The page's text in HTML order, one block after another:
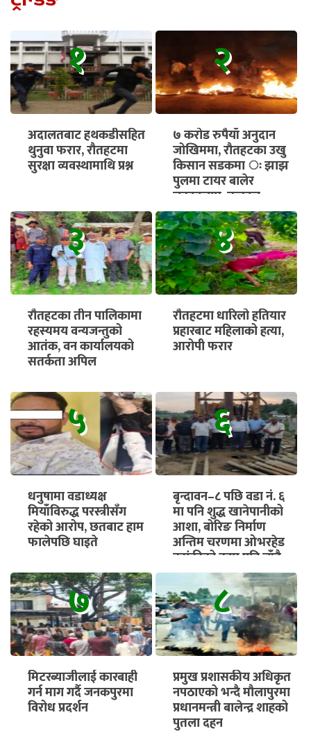
१
अदालतबाट हथकडीसहित
थुनुवा फरार, रौतहटमा
सुरक्षा व्यवस्थामाथि प्रश्न
२
७ करोड रुपैयाँ अनुदान
जोखिममा, रौतहटका उखु
किसान सडकमा ः झाझ
पुलमा टायर बालेर
चक्काजाम, तत्काल
भुक्तानी सुनिश्चित गर्न माग
३
रौतहटका तीन पालिकामा
रहस्यमय वन्यजन्तुको
आतंक, वन कार्यालयको
सतर्कता अपिल
४
रौतहटमा धारिलो हतियार
प्रहारबाट महिलाको हत्या,
आरोपी फरार
५
धनुषामा वडाध्यक्ष
मियाँविरुद्ध परस्त्रीसँग
रहेको आरोप, छतबाट हाम
फालेपछि घाइते
६
बृन्दावन–८ पछि वडा नं. ६
मा पनि शुद्ध खानेपानीको
आशा, बोरिङ निर्माण
अन्तिम चरणमा ओभरहेड
ट्यांकीको काम पनि चाँडै
सुरु हुने
७
मिटरब्याजीलाई कारबाही
गर्न माग गर्दै जनकपुरमा
विरोध प्रदर्शन
८
प्रमुख प्रशासकीय अधिकृत
नपठाएको भन्दै मौलापुरमा
प्रधानमन्त्री बालेन्द्र शाहको
पुतला दहन